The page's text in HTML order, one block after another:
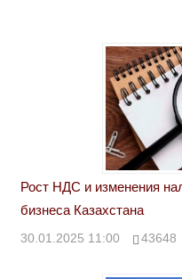
Рост НДС и изменения
бизнеса Казахстана
30.01.2025 11:00 43648